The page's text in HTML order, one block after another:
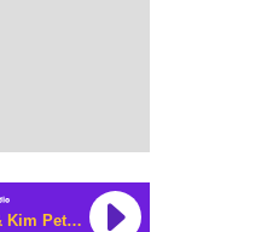
The Chainsmokers & Kim Petras